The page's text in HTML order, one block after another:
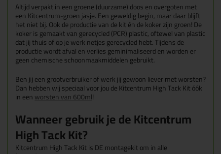
Altijd verpakt in een groene (duurzame) doos en overgoten met
een Kitcentrum-groen jasje. Een geweldig begin, maar daar blijft
het niet bij. Ook de productie van de kit én de koker zijn groen! De
koker is gemaakt van gerecycled (PCR) plastic, oftewel van plastic
dat jij thuis of op je werk netjes gerecycled hebt. Tijdens de
productie wordt afval en verlies geminimaliseerd en worden er
geen chemische schoonmaakmiddelen gebruikt.
Ben jij een grootverbruiker of werk jij gewoon liever met worsten?
Dan hebben wij speciaal voor jou de Kitcentrum High Tack Kit óók
in eenworsten van 600ml!
Wanneer gebruik je de Kitcentrum
High Tack Kit?
Kitcentrum High Tack Kit is DE montagekit om in alle